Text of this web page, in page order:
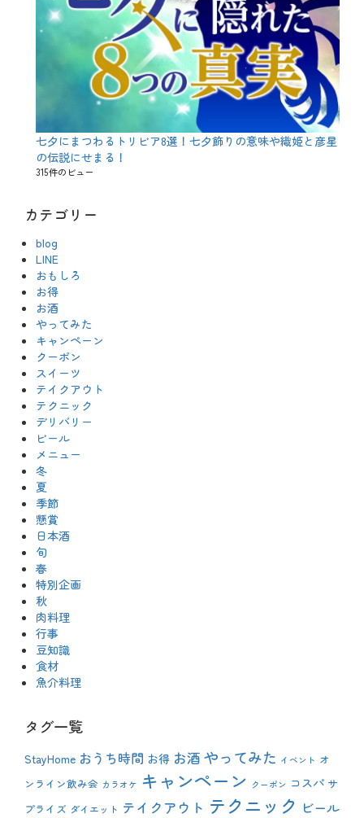
七夕にまつわるトリビア8選！七夕飾りの意味や織姫と彦星
の伝説にせまる！
315件のビュー
カテゴリー
blog
LINE
おもしろ
お得
お酒
やってみた
キャンペーン
クーポン
スイーツ
テイクアウト
テクニック
デリバリー
ビール
メニュー
冬
夏
季節
懸賞
日本酒
旬
春
特別企画
秋
肉料理
行事
豆知識
食材
魚介料理
タグ一覧
StayHome おうち時間 お得 お酒 やってみた イベント オ
ンライン飲み会 カラオケ キャンペーン クーポン コスパ サ
プライズ ダイエット テイクアウト テクニック ビール